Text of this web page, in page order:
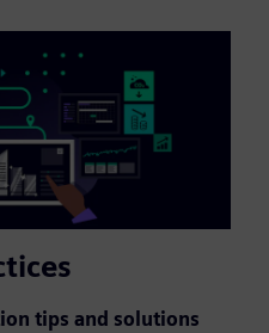
tips and solutions